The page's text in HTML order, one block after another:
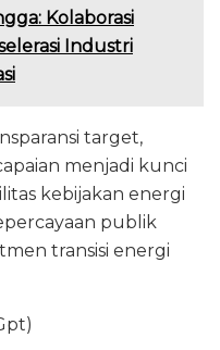
Kolaborasi
Industri
target,
menjadi kunci
kebijakan energi
publik
transisi energi